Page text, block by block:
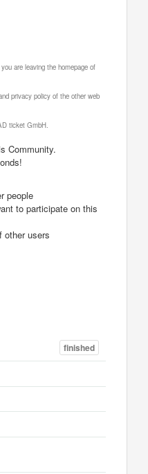
are leaving the homepage of
privacy policy of the other web
ticket GmbH.
Community.
people
to participate on this
other users
finished